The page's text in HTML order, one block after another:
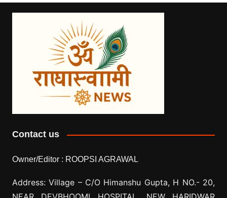
Contact us
Owner/Editor : ROOPSI AGRAWAL
Address: Village – C/O Himanshu Gupta, H NO.- 20,